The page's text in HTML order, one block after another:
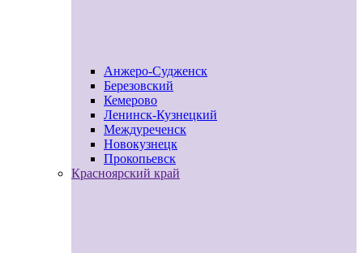
Анжеро-Судженск
Березовский
Кемерово
Ленинск-Кузнецкий
Междуреченск
Новокузнецк
Прокопьевск
Красноярский край